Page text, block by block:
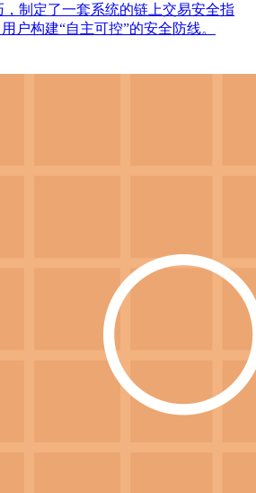
制定了一套系统的链上交易安全指
户构建“自主可控”的安全防线。